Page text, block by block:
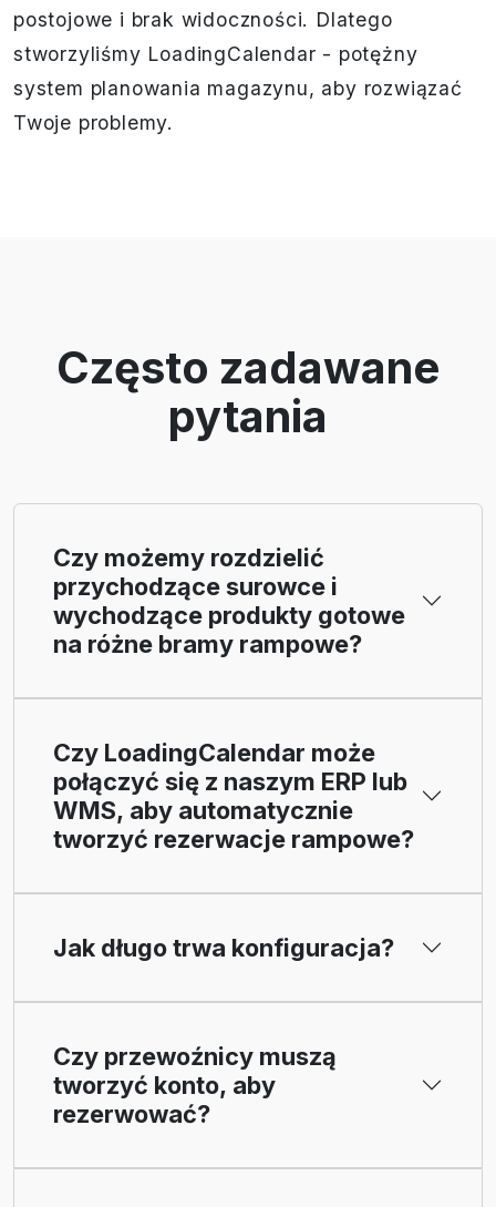
postojowe i brak widoczności. Dlatego
stworzyliśmy LoadingCalendar - potężny
system planowania magazynu, aby rozwiązać
Twoje problemy.
Często zadawane
pytania
Czy możemy rozdzielić
przychodzące surowce i
wychodzące produkty gotowe
na różne bramy rampowe?
Czy LoadingCalendar może
połączyć się z naszym ERP lub
WMS, aby automatycznie
tworzyć rezerwacje rampowe?
Jak długo trwa konfiguracja?
Czy przewoźnicy muszą
tworzyć konto, aby
rezerwować?